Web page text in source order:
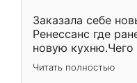
Заказала себе
Ренессанс где
новую кухню.Чего
вполне довольна.
два года,
Читать полностью